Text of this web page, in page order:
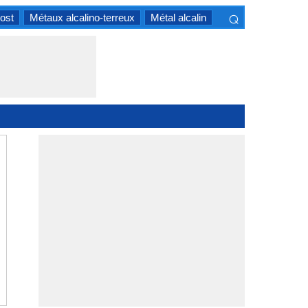
Métaux alcalino-terreux Métal alcalin ⌕